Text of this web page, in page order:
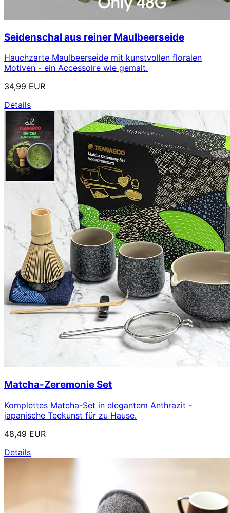
Seidenschal aus reiner Maulbeerseide
Hauchzarte Maulbeerseide mit kunstvollen floralen
Motiven - ein Accessoire wie gemalt.
34,99 EUR
Details
Matcha-Zeremonie Set
Komplettes Matcha-Set in elegantem Anthrazit -
japanische Teekunst für zu Hause.
48,49 EUR
Details